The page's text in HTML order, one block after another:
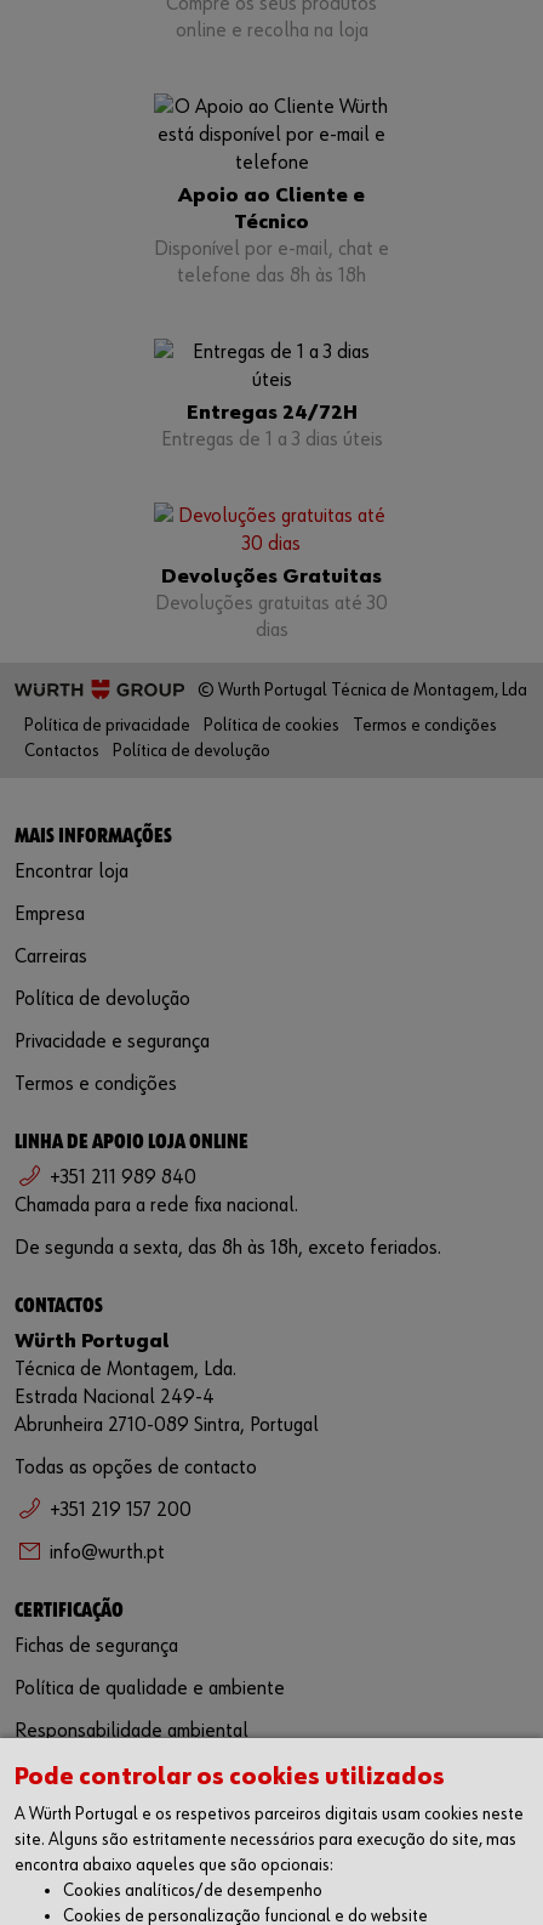
online e recolha na loja
Apoio ao Cliente e
Técnico
Disponível por e-mail, chat e
telefone das 8h às 18h
Entregas 24/72H
Entregas de 1 a 3 dias úteis
Devoluções Gratuitas
Devoluções gratuitas até 30
dias
© Wurth Portugal Técnica de Montagem, Lda
Política de privacidade
Política de cookies
Termos e condições
Contactos
Política de devolução
MAIS INFORMAÇÕES
Encontrar loja
Empresa
Carreiras
Política de devolução
Privacidade e segurança
Termos e condições
LINHA DE APOIO LOJA ONLINE
+351 211 989 840
Chamada para a rede fixa nacional.
De segunda a sexta, das 8h às 18h, exceto feriados.
CONTACTOS
Würth Portugal
Técnica de Montagem, Lda.
Estrada Nacional 249-4
Abrunheira 2710-089 Sintra, Portugal
Todas as opções de contacto
+351 219 157 200
info@wurth.pt
CERTIFICAÇÃO
Fichas de segurança
Política de qualidade e ambiente
Responsabilidade ambiental
SIGA-NOS
Facebook
Instagram
LinkedIn
Youtube
Pode controlar os cookies utilizados
A Würth Portugal e os respetivos parceiros digitais usam cookies neste
site. Alguns são estritamente necessários para execução do site, mas
encontra abaixo aqueles que são opcionais:
Cookies analíticos/de desempenho
Cookies de personalização funcional e do website